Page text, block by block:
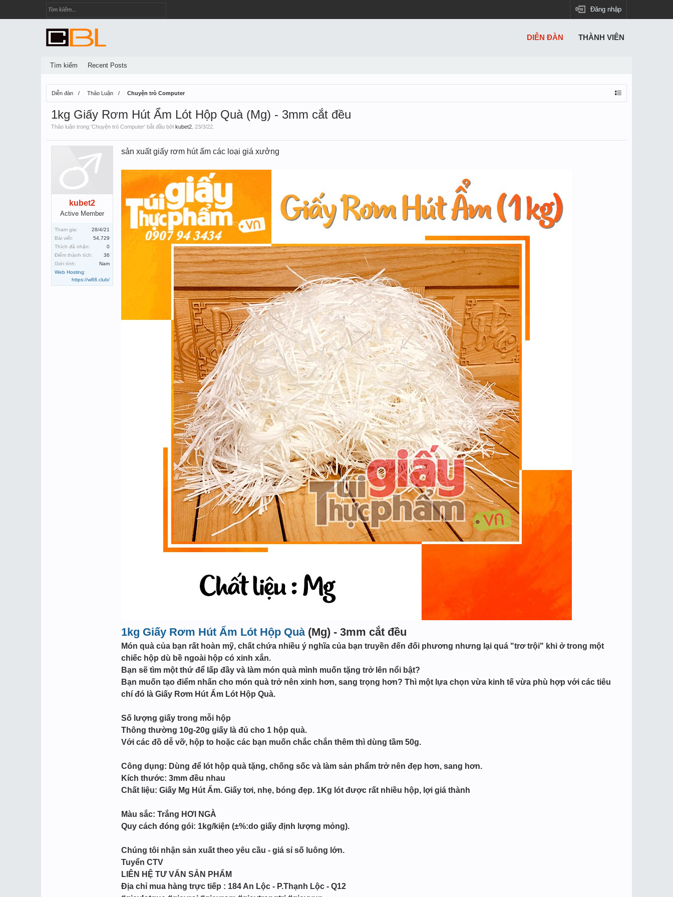
Đăng nhập
Diễn đàn Thảo Luận Chuyện trò Computer
1kg Giấy Rơm Hút Ẩm Lót Hộp Quà (Mg) - 3mm cắt đều
Thảo luận trong 'Chuyện trò Computer' bắt đầu bởi kubet2 23/3/22
kubet2
Active Member
Tham gia:
28/4/21
Bài viết:
54,729
Thích đã nhận:
0
Điểm thành tích:
36
Giới tính:
Nam
Web Hosting:
https://w88.club/
sản xuất giấy rơm hút ẩm các loại giá xưởng
1kg Giấy Rơm Hút Ẩm Lót Hộp Quà(Mg) - 3mm cắt đều
Món quà của bạn rất hoàn mỹ, chất chứa nhiều ý nghĩa của bạn truyền đến đối phương nhưng lại quá "trơ trội" khi ở trong một
chiếc hộp dù bề ngoài hộp có xinh xắn.
Bạn sẽ tìm một thứ để lấp đầy và làm món quà mình muốn tặng trở lên nổi bật?
Bạn muốn tạo điểm nhấn cho món quà trở nên xinh hơn, sang trọng hơn? Thì một lựa chọn vừa kinh tế vừa phù hợp với các tiêu
chí đó là Giấy Rơm Hút Ẩm Lót Hộp Quà.
Số lượng giấy trong mỗi hộp
Thông thường 10g-20g giấy là đủ cho 1 hộp quà.
Với các đồ dễ vỡ, hộp to hoặc các bạn muốn chắc chắn thêm thì dùng tầm 50g.
Công dụng: Dùng để lót hộp quà tặng, chống sốc và làm sản phẩm trở nên đẹp hơn, sang hơn.
Kích thước: 3mm đều nhau
Chất liệu: Giấy Mg Hút Ẩm. Giấy tơi, nhẹ, bóng đẹp. 1Kg lót được rất nhiều hộp, lợi giá thành
Màu sắc: Trắng HƠI NGÀ
Quy cách đóng gói: 1kg/kiện (±%:do giấy định lượng mỏng).
Chúng tôi nhận sản xuất theo yêu cầu - giá sỉ số luông lớn.
Tuyển CTV
LIÊN HỆ TƯ VẤN SẢN PHẨM
Địa chỉ mua hàng trực tiếp : 184 An Lộc - P.Thạnh Lộc - Q12
DIỄN ĐÀN
Tìm kiếm Recent Posts
THÀNH VIÊN